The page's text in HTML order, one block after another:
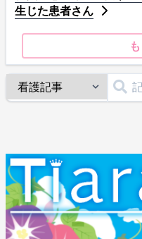
生じた患者さん